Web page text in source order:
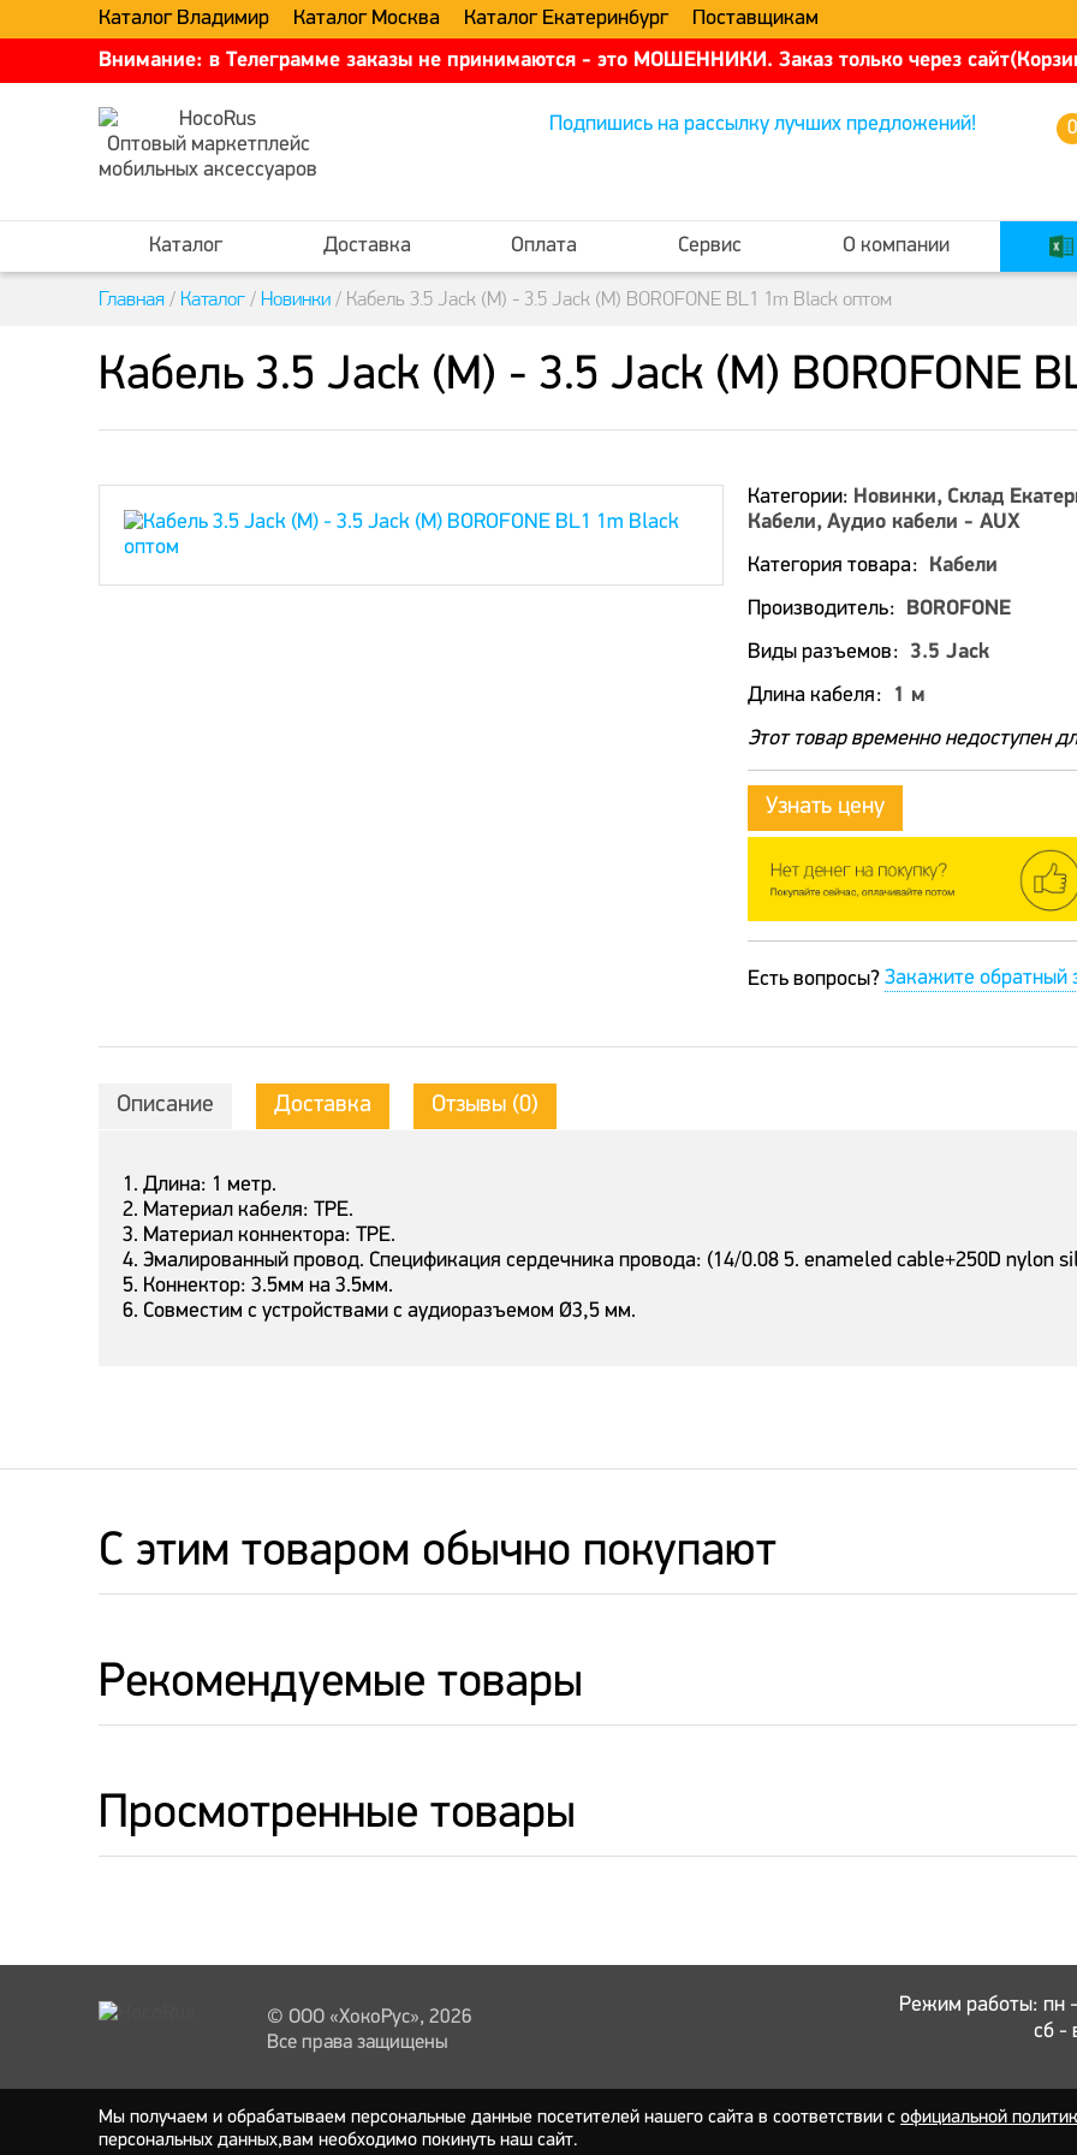
Каталог Владимир Каталог Москва Каталог Екатеринбург
Поставщикам
Внимание: в Телеграмме заказы не принимаются - это МОШЕННИКИ. Заказ только через
Оптовый маркетплейс
мобильных аксессуаров
Подпишись на рассылку лучших предложений! 0
Каталог Доставка Оплата Сервис О компании
Главная / Каталог / Новинки / Кабель 3.5 Jack (M) - 3.5 Jack (M) BOROFONE BL1 1m Black оптом
Кабель 3.5 Jack (M) - 3.5 Jack (M) BOROFONE
Категории: Новинки Склад
Кабели Аудио кабели - AUX
Категория товара
Кабели
Производитель
BOROFONE
Виды разъемов
3.5 Jack
Длина кабеля
1 м
Этот товар временно недоступен
Узнать цену
Есть вопросы? Закажите обратный
Описание Доставка Отзывы (0)
1. Длина: 1 метр.
2. Материал кабеля: TPE.
3. Материал коннектора: TPE.
4. Эмалированный провод. Спецификация сердечника провода: (14/0.08 5. enameled cable+250D nylon
5. Коннектор: 3.5мм на 3.5мм.
6. Совместим с устройствами с аудиоразъемом Ø3,5 мм.
C этим товаром обычно покупают
Рекомендуемые товары
Просмотренные товары
© ООО «ХокоРус», 2026
Все права защищены
Режим работы: пн
сб -
Мы получаем и обрабатываем персональные данные посетителей нашего сайта в соответствии с официальной
персональных данных,вам необходимо покинуть наш сайт.